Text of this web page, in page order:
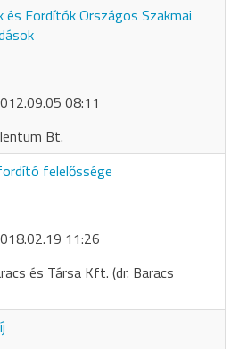
és Fordítók Országos Szakmai
08:11
Bt.
felelőssége
11:26
és Társa Kft. (dr. Baracs